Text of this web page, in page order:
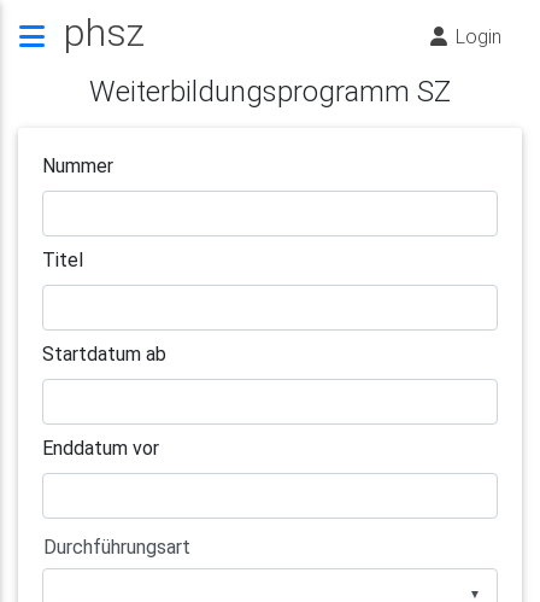
phsz Login
Weiterbildungsprogramm SZ
Nummer
Titel
Startdatum ab
Enddatum vor
▼
Durchführungsart